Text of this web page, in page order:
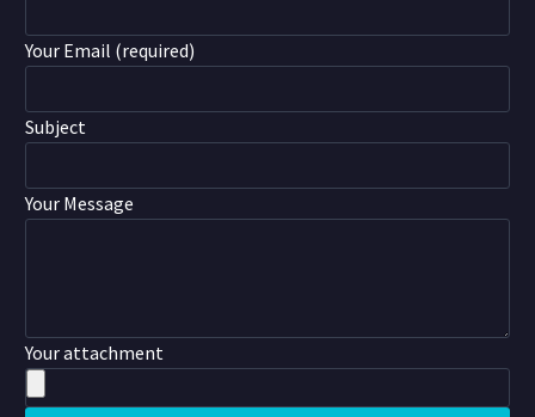
Your Email (required)
Subject
Your Message
Your attachment